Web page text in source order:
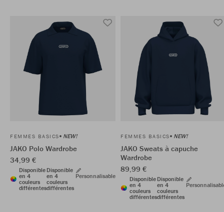
FEMMES BASICS NEW!
JAKO Polo Wardrobe
34,99 €
Disponible
en 4
couleurs
différentes
Disponible
en 4
couleurs
différentes
Personnalisable
FEMMES BASICS NEW!
JAKO Sweats à capuche
Wardrobe
89,99 €
Disponible
en 4
couleurs
différentes
Disponible
en 4
couleurs
différentes